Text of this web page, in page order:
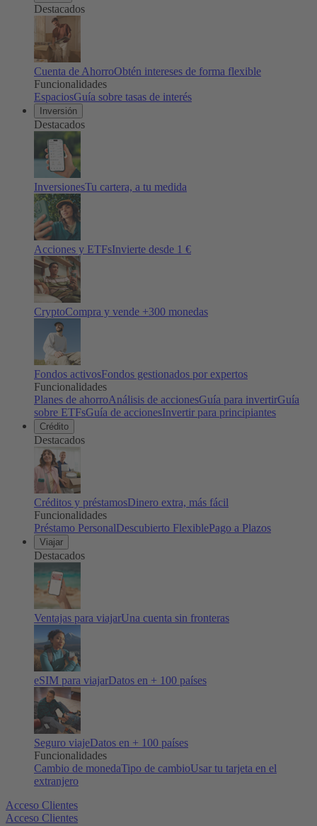
Destacados
Cuenta de AhorroObtén intereses de forma flexible
Funcionalidades
EspaciosGuía sobre tasas de interés
Inversión
Destacados
InversionesTu cartera, a tu medida
Acciones y ETFsInvierte desde 1 €
CryptoCompra y vende +300 monedas
Fondos activosFondos gestionados por expertos
Funcionalidades
Planes de ahorroAnálisis de accionesGuía para invertirGuía
sobre ETFsGuía de accionesInvertir para principiantes
Crédito
Destacados
Créditos y préstamosDinero extra, más fácil
Funcionalidades
Préstamo PersonalDescubierto FlexiblePago a Plazos
Viajar
Destacados
Ventajas para viajarUna cuenta sin fronteras
eSIM para viajarDatos en + 100 países
Seguro viajeDatos en + 100 países
Funcionalidades
Cambio de monedaTipo de cambioUsar tu tarjeta en el
extranjero
Acceso Clientes
Acceso Clientes